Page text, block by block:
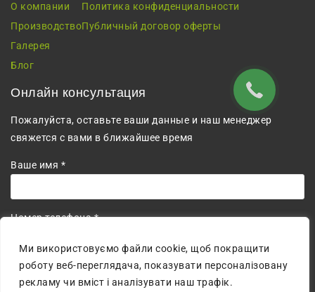
Ми використовуємо файли cookie, щоб покращити
роботу веб-переглядача, показувати персоналізовану
рекламу чи вміст і аналізувати наш трафік.
О компании
Производство
Галерея
Блог
Политика конфиденциальности
Публичный договор оферты
Онлайн консультация
Пожалуйста, оставьте ваши данные и наш менеджер
свяжется с вами в ближайшее время
Ваше имя *
Номер телефона *
Соглашаюсь на обработку персональных данных.